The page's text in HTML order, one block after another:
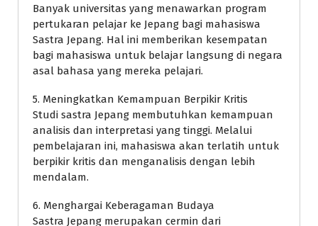
Banyak universitas yang menawarkan program
pertukaran pelajar ke Jepang bagi mahasiswa
Sastra Jepang. Hal ini memberikan kesempatan
bagi mahasiswa untuk belajar langsung di negara
asal bahasa yang mereka pelajari.
5. Meningkatkan Kemampuan Berpikir Kritis
Studi sastra Jepang membutuhkan kemampuan
analisis dan interpretasi yang tinggi. Melalui
pembelajaran ini, mahasiswa akan terlatih untuk
berpikir kritis dan menganalisis dengan lebih
mendalam.
6. Menghargai Keberagaman Budaya
Sastra Jepang merupakan cermin dari